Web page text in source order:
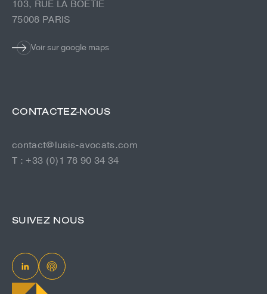
SUIVEZ NOUS
103, RUE LA BOÉTIE
75008 PARIS
Voir sur google maps
CONTACTEZ-NOUS
contact@lusis-avocats.com
T : +33 (0)1 78 90 34 34